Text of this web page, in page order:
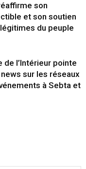
son
et son soutien
du peuple
de l’Intérieur pointe
sur les réseaux
à Sebta et